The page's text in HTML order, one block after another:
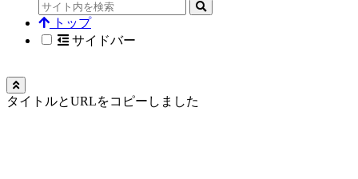
トップ
サイドバー
タイトルとURLをコピーしました